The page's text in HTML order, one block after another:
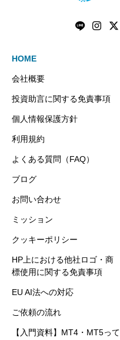
HOME
会社概要
投資助言に関する免責事項
個人情報保護方針
利用規約
よくある質問（FAQ）
ブログ
お問い合わせ
ミッション
クッキーポリシー
HP上における他社ロゴ・商
標使用に関する免責事項
EU AI法への対応
ご依頼の流れ
【入門資料】MT4・MT5って